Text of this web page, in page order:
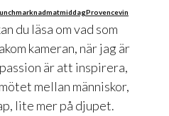
marknadmatmiddagProvencevin
du läsa om vad som
kameran, när jag är
är att inspirera,
mellan människor,
lite mer på djupet.